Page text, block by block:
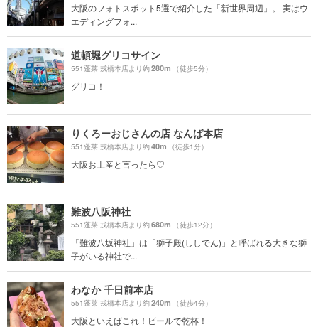
大阪のフォトスポット5選で紹介した「新世界周辺」。 実はウ
エディングフォ...
道頓堀グリコサイン
551蓬莱 戎橋本店より約280m （徒歩5分）
グリコ！
りくろーおじさんの店 なんば本店
551蓬莱 戎橋本店より約40m （徒歩1分）
大阪お土産と言ったら♡
難波八阪神社
551蓬莱 戎橋本店より約680m （徒歩12分）
「難波八坂神社」は「獅子殿(ししでん)」と呼ばれる大きな獅
子がいる神社で...
わなか 千日前本店
551蓬莱 戎橋本店より約240m （徒歩4分）
大阪といえばこれ！ビールで乾杯！